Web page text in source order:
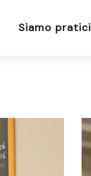
Siamo pratici